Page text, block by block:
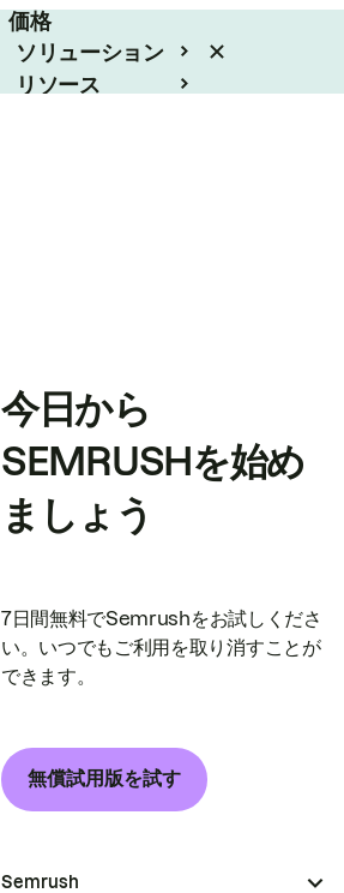
価格
ソリューション
リソース
今日から
SEMRUSHを始め
ましょう
7日間無料でSemrushをお試しくださ
い。いつでもご利用を取り消すことが
できます。
無償試用版を試す
Semrush